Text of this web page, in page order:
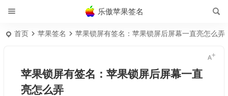
乐傲苹果签名
首页 苹果签名 苹果锁屏有签名：苹果锁屏后屏幕一直亮怎么弄
苹果锁屏有签名：苹果锁屏后屏幕一直
亮怎么弄